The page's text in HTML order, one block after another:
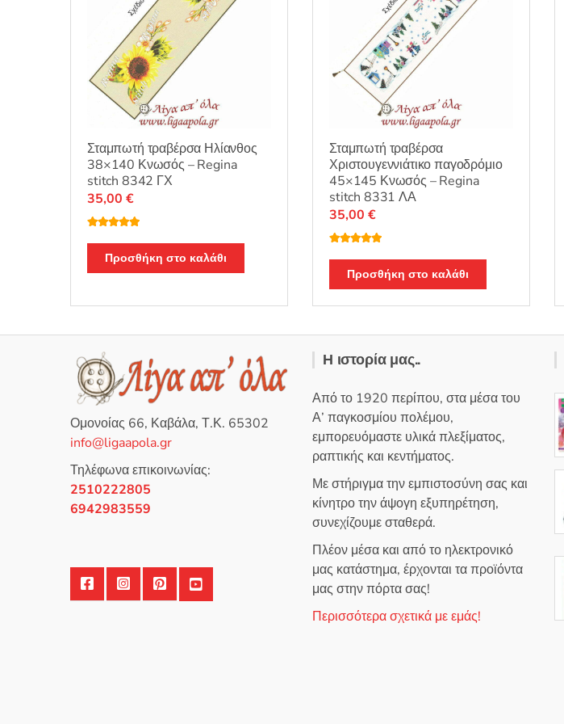
Σταμπωτή τραβέρσα Ηλίανθος
38×140 Κνωσός – Regina
stitch 8342 ΓΧ
θηκε με5.00
από 5
35,00 €
Προσθήκη στο καλάθι
Σταμπωτή τραβέρσα
Χριστουγεννιάτικο παγοδρόμιο
45×145 Κνωσός – Regina
stitch 8331 ΛΑ
θηκε με5.00
από 5
35,00 €
Προσθήκη στο καλάθι
Ομονοίας 66, Καβάλα, Τ.Κ. 65302
info@ligaapola.gr
Τηλέφωνα επικοινωνίας:
2510222805
6942983559
Η ιστορία μας..
Από το 1920 περίπου, στα μέσα του
Α’ παγκοσμίου πολέμου,
εμπορευόμαστε υλικά πλεξίματος,
ραπτικής και κεντήματος.
Με στήριγμα την εμπιστοσύνη σας και
κίνητρο την άψογη εξυπηρέτηση,
συνεχίζουμε σταθερά.
Πλέον μέσα και από το ηλεκτρονικό
μας κατάστημα, έρχονται τα προϊόντα
μας στην πόρτα σας!
Περισσότερα σχετικά με εμάς!